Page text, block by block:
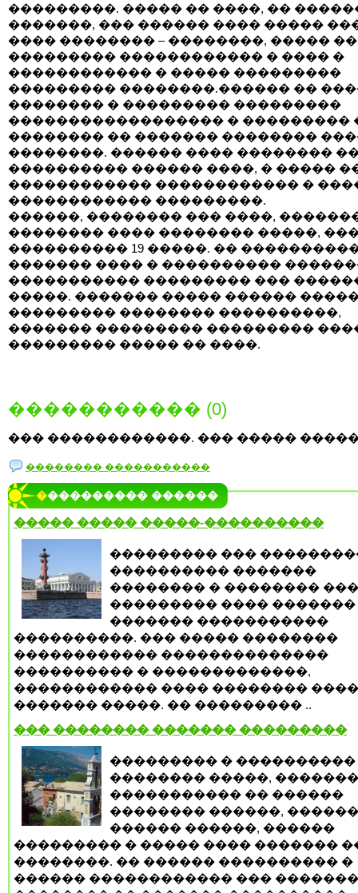
���������. ����� �� ����, ��
�������, ��� ������ ���� �����
���� �������� – ��������, �����
��������� ������������ � ���� �
������������ � ����� ���������
��������� ��������.������ ��
�������� � ��������� ���������
������������������ � ���������
�������� �� ������� ��������
��������. ������ ���� ��������
���������� ������ ����, � �����
������������ ������������ �
������������ ���������.
������, �������� ��� ����,
�������� ���� �������� �����,
���������� 19 �����. ��
������� ���� � ����������
����������� ��������� ���
�����. ������� ����� ������
��������� �������� ����������,
������� ��������� ���������
��������� ����� �� ����.
����������� (0)
��� ������������. ��� �����
�������� �����������
���������� ������
����� ����� �����-����������
��������� ���
���������� �������
�������� � ��������
��������� ���� �������
������� �����������
����������. ��� ����� ��������
������������ ��������������
���������� � �������������,
������������ ���� ��������
������� �����. �� ��������� ..
��� �������� ������� ���������
��������� � ����������
�������� �����, �������
����������� �� ������
�������� ������, ������
������ ������, ������
��������� � ����� ���� �������
��������. �� ������ ���������� �
������ ������������ ���